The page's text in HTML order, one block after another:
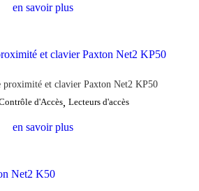
en savoir plus
proximité et clavier Paxton Net2 KP50
d'Accès, Lecteurs d'accès
en savoir plus